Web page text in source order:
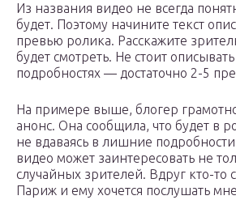
Из названия видео не всегда
будет. Поэтому начините текст
превью ролика. Расскажите
будет смотреть. Не стоит
подробностях — достаточно 2-5
На примере выше, блогер
анонс. Она сообщила, что будет в
не вдаваясь в лишние
видео может заинтересовать не
случайных зрителей. Вдруг кто-то
Париж и ему хочется послушать